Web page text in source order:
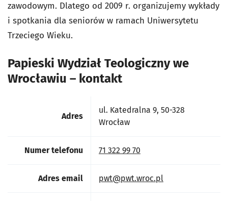
zawodowym. Dlatego od 2009 r. organizujemy wykłady
i spotkania dla seniorów w ramach Uniwersytetu
Trzeciego Wieku.
Papieski Wydział Teologiczny we
Wrocławiu – kontakt
Adres
ul. Katedralna 9, 50-328
Wrocław
Numer telefonu 71 322 99 70
Adres email pwt@pwt.wroc.pl